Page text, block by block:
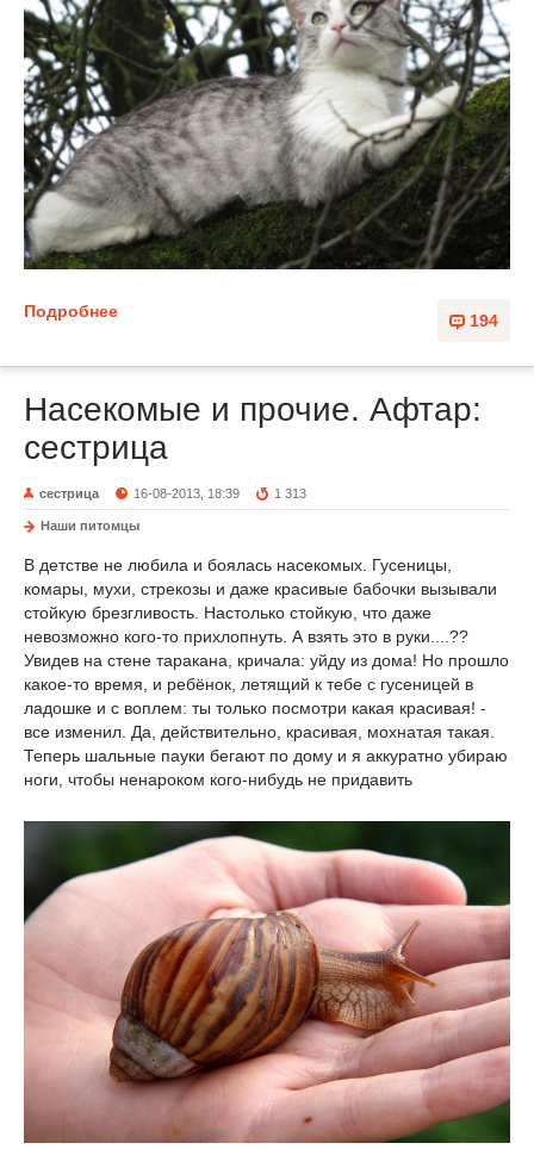
194
Подробнее
Насекомые и прочие. Афтар:
сестрица
сестрица 16-08-2013, 18:39 1 313
Наши питомцы
В детстве не любила и боялась насекомых. Гусеницы,
комары, мухи, стрекозы и даже красивые бабочки вызывали
стойкую брезгливость. Настолько стойкую, что даже
невозможно кого-то прихлопнуть. А взять это в руки....??
Увидев на стене таракана, кричала: уйду из дома! Но прошло
какое-то время, и ребёнок, летящий к тебе с гусеницей в
ладошке и с воплем: ты только посмотри какая красивая! -
все изменил. Да, действительно, красивая, мохнатая такая.
Теперь шальные пауки бегают по дому и я аккуратно убираю
ноги, чтобы ненароком кого-нибудь не придавить